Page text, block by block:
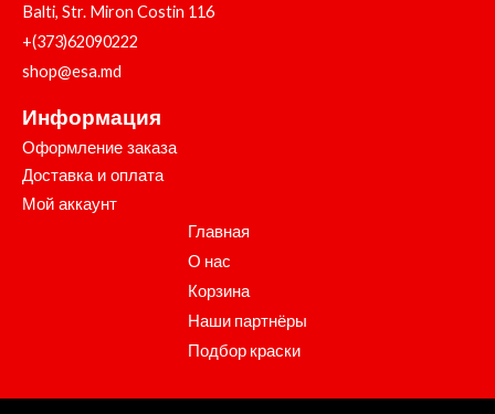
Balti, Str. Miron Costin 116
+(373)62090222
shop@esa.md
Информация
Оформление заказа
Доставка и оплата
Мой аккаунт
Главная
О нас
Корзина
Наши партнёры
Подбор краски